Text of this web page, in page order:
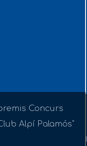
Concurs
Alpí Palamós"